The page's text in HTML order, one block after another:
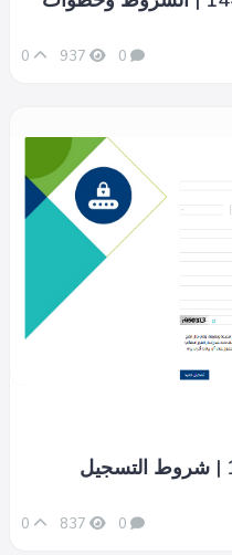
0
937
حساب المواطن للطلاب 1447 | شروط التسجيل
0
837